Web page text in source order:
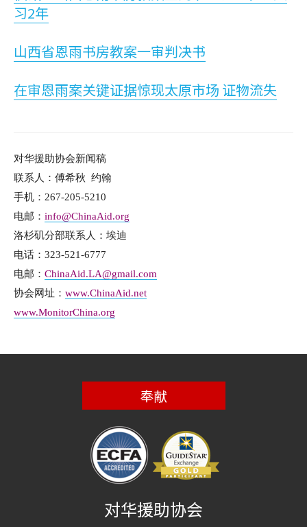
习2年
山西省恩雨书房教案一审判决书
在审恩雨案关键证据惊现太原市场 证物流失
对华援助协会新闻稿
联系人：傅希秋 约翰
手机：267-205-5210
电邮： info@ChinaAid.org
洛杉矶分部联系人：埃迪
电话：323-521-6777
电邮： ChinaAid.LA@gmail.com
协会网址： www.ChinaAid.net
www.MonitorChina.org
奉献
对华援助协会